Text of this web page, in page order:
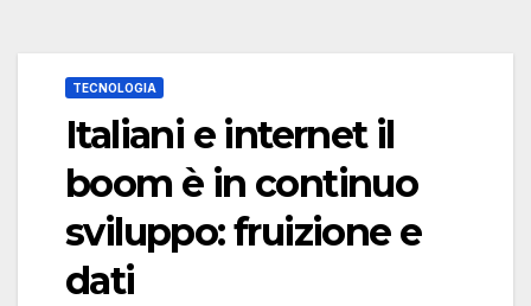
TECNOLOGIA
Italiani e internet il
boom è in continuo
sviluppo: fruizione e
dati